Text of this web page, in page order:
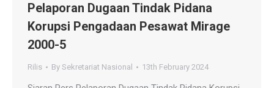
Pelaporan Dugaan Tindak Pidana
Korupsi Pengadaan Pesawat Mirage
2000-5
Rilis By Sekretariat Nasional 13th February 2024